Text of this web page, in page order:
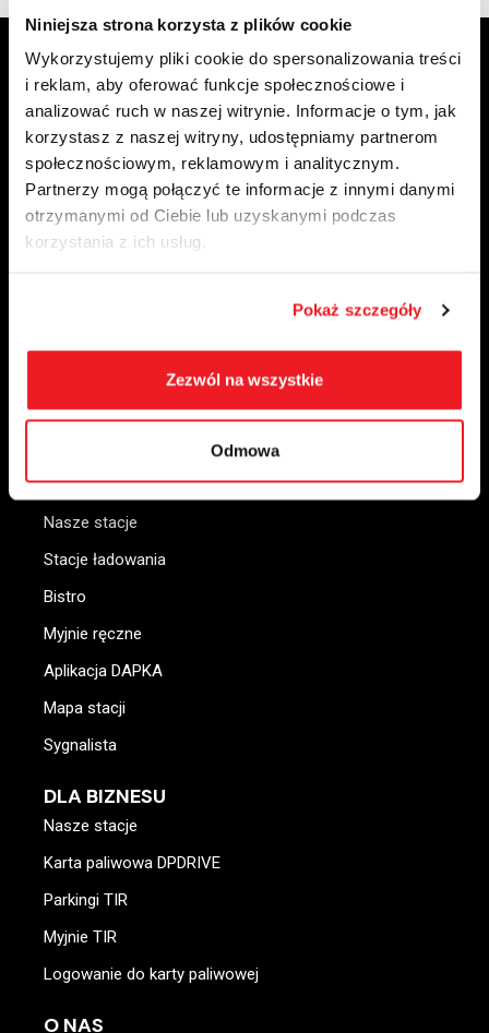
Niniejsza strona korzysta z plików cookie
Wykorzystujemy pliki cookie do spersonalizowania treści
i reklam, aby oferować funkcje społecznościowe i
analizować ruch w naszej witrynie. Informacje o tym, jak
korzystasz z naszej witryny, udostępniamy partnerom
społecznościowym, reklamowym i analitycznym.
Partnerzy mogą połączyć te informacje z innymi danymi
otrzymanymi od Ciebie lub uzyskanymi podczas
korzystania z ich usług.
Pokaż szczegóły
Zezwól na wszystkie
Odmowa
Citronex Trans Energy sp. z o.o.
ul. Słowiańska 13
+48 75 76 40 300
paliwa@ctenergy.pl
DLA CIEBIE
Nasze stacje
Stacje ładowania
Bistro
Myjnie ręczne
Aplikacja DAPKA
Mapa stacji
Sygnalista
DLA BIZNESU
Nasze stacje
Karta paliwowa DPDRIVE
Parkingi TIR
Myjnie TIR
Logowanie do karty paliwowej
O NAS